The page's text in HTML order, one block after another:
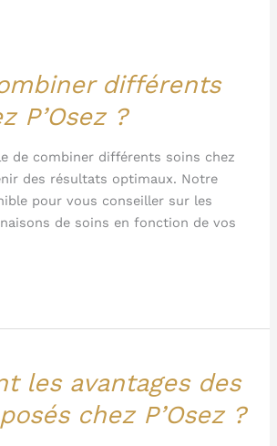
différents
P’Osez ?
de combiner différents soins chez
des résultats optimaux. Notre
pour vous conseiller sur les
de soins en fonction de vos
les avantages des
chez P’Osez ?